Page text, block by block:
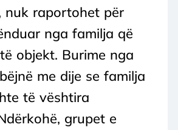
nuk raportohet për
nga familja që
objekt. Burime nga
me dije se familja
të vështira
grupet e